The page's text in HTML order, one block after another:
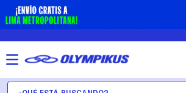
¿Qué está buscando?